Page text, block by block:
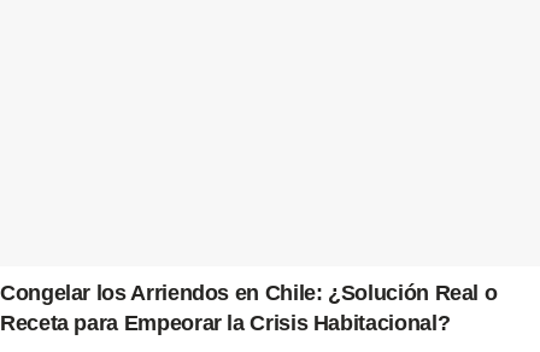
Congelar los Arriendos en Chile: ¿Solución Real o
Receta para Empeorar la Crisis Habitacional?